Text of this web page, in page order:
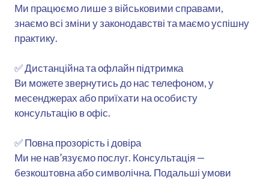
Ми працюємо лише з військовими справами,
знаємо всі зміни у законодавстві та маємо успішну
практику.
✅ Дистанційна та офлайн підтримка
Ви можете звернутись до нас телефоном, у
месенджерах або приїхати на особисту
консультацію в офіс.
✅ Повна прозорість і довіра
Ми не нав’язуємо послуг. Консультація —
безкоштовна або символічна. Подальші умови